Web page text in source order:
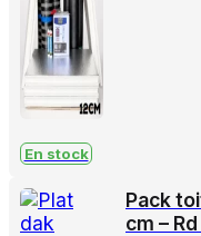
En stock
Pack
cm –